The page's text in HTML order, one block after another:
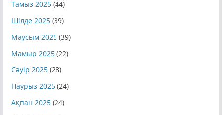
Шілде 2025(39)
Маусым 2025(39)
Мамыр 2025(22)
Сәуір 2025(28)
Наурыз 2025(24)
Ақпан 2025(24)
Қаңтар 2025(13)